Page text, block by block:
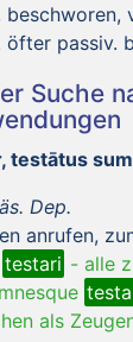
beschworen,
öfter passiv.
Suche
testātus sum
Dep.
anrufen,
testari - alle
als